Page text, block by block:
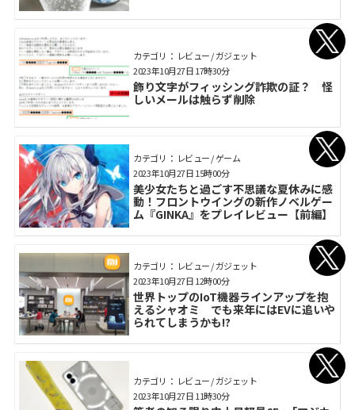
カテゴリ： レビュー / ガジェット
飾り文字がフィッシング詐欺の証？ 怪
しいメールは触らず削除
2023年10月27日 17時30分
カテゴリ： レビュー / ゲーム
美少女たちと過ごす不思議な夏休みに感
動！フロントウイングの新作ノベルゲー
ム『GINKA』をプレイレビュー【前編】
2023年10月27日 15時00分
カテゴリ： レビュー / ガジェット
世界トップのIoT機器ラインアップを抱
えるシャオミ でも来年にはEVに追いや
られてしまうかも!?
2023年10月27日 12時00分
カテゴリ： レビュー / ガジェット
2023年10月27日 11時30分